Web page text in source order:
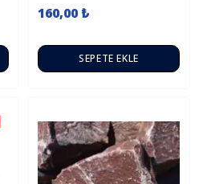
160,00 ₺
SEPETE EKLE